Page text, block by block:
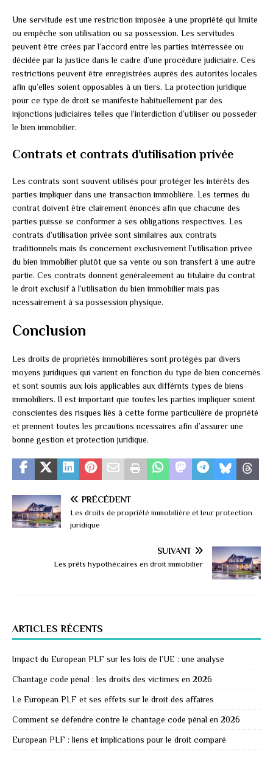
Une servitude est une restriction imposée à une propriété qui limite
ou empêche son utilisation ou sa possession. Les servitudes
peuvent être crées par l’accord entre les parties intérressée ou
décidée par la justice dans le cadre d’une procédure judiciaire. Ces
restrictions peuvent être enregistrées auprès des autorités locales
afin qu’elles soient opposables à un tiers. La protection juridique
pour ce type de droit se manifeste habituellement par des
injonctions judiciaires telles que l’interdiction d’utiliser ou posseder
le bien immobilier.
Contrats et contrats d’utilisation privée
Les contrats sont souvent utilisés pour protéger les intérêts des
parties impliquer dans une transaction immoblière. Les termes du
contrat doivent être clairement énoncés afin que chacune des
parties puisse se conformer à ses obligations respectives. Les
contrats d’utilisation privée sont similaires aux contrats
traditionnels mais ils concernent exclusivement l’utilisation privée
du bien immobilier plutôt que sa vente ou son transfert à une autre
partie. Ces contrats donnent généraleement au titulaire du contrat
le droit exclusif à l’utilisation du bien immobilier mais pas
ncessairement à sa possession physique.
Conclusion
Les droits de propriétés immobilières sont protégés par divers
moyens juridiques qui varient en fonction du type de bien concernés
et sont soumis aux lois applicables aux différnts types de biens
immobiliers. Il est important que toutes les parties impliquer soient
conscientes des risques liés à cette forme particulière de propriété
et prennent toutes les prcautions ncessaires afin d’assurer une
bonne gestion et protection juridique.
PRÉCÉDENT
Les droits de propriété immobilière et leur protection
juridique
SUIVANT
Les prêts hypothécaires en droit immobilier
ARTICLES RÉCENTS
Impact du European PLF sur les lois de l’UE : une analyse
Chantage code pénal : les droits des victimes en 2026
Le European PLF et ses effets sur le droit des affaires
Comment se défendre contre le chantage code pénal en 2026
European PLF : liens et implications pour le droit comparé